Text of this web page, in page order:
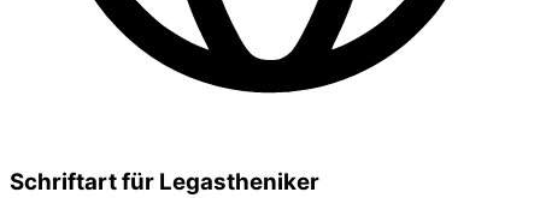
Schriftart für Legastheniker